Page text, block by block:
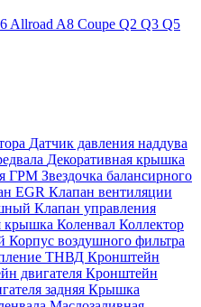
Allroad A8 Coupe Q2 Q3 Q5
Датчик давления наддува
Декоративная крышка
ГРМ Звездочка балансирного
EGR Клапан вентиляции
Клапан управления
крышка Коленвал Коллектор
Корпус воздушного фильтра
ТНВД Кронштейн
двигателя Кронштейн
задняя Крышка